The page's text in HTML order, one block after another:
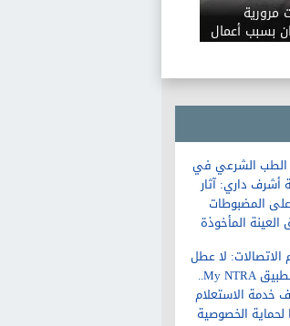
مرورية
بسبب أعمال
الطب الشرعي في
أشرف داري: آثار
المضبوطات
العينة المأخوذة
الاتصالات: لا عطل
في تطبيق My NTRA..
خدمة الاستعلام
لحماية الخصوصية